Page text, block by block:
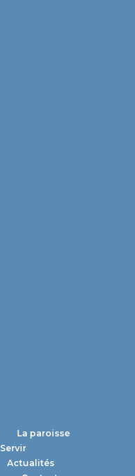
La paroisse
Servir
Actualités